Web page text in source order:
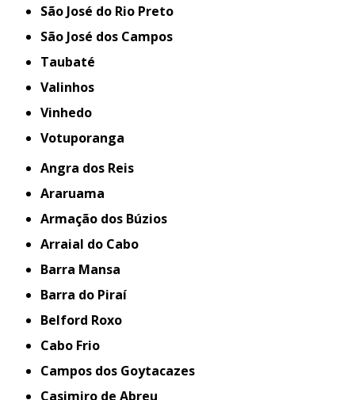
São José do Rio Preto
São José dos Campos
Taubaté
Valinhos
Vinhedo
Votuporanga
Angra dos Reis
Araruama
Armação dos Búzios
Arraial do Cabo
Barra Mansa
Barra do Piraí
Belford Roxo
Cabo Frio
Campos dos Goytacazes
Casimiro de Abreu